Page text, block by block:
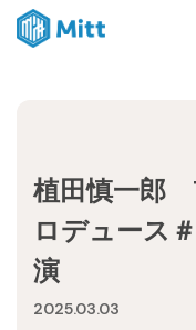
植田慎一郎
ロデュース
演
2025.03.03